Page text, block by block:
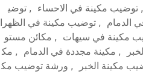
, توضيب مكينة في الاحساء , توضي
الدمام , توضيب مكينة في الظهرا
مكينة في سيهات , مكائن مستو
, مكينة مجددة في الدمام , مك
مكينة الخبر , ورشة توضيب مك